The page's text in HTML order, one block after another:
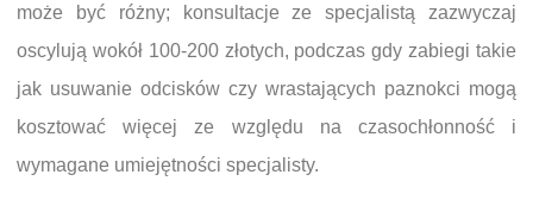
może być różny; konsultacje ze specjalistą zazwyczaj
oscylują wokół 100-200 złotych, podczas gdy zabiegi takie
jak usuwanie odcisków czy wrastających paznokci mogą
kosztować więcej ze względu na czasochłonność i
wymagane umiejętności specjalisty.